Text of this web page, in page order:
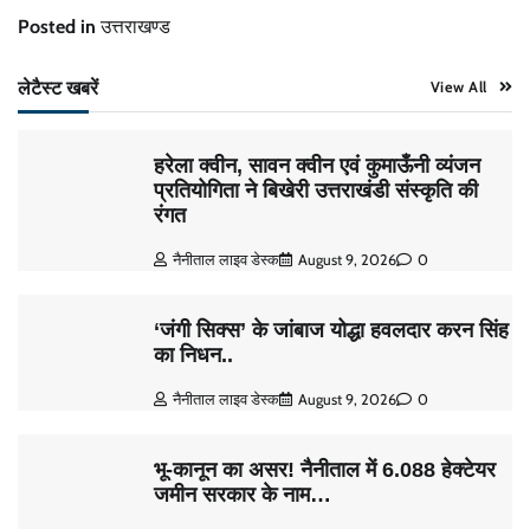
Posted inउत्तराखण्ड
लेटैस्ट खबरें View All
हरेला क्वीन, सावन क्वीन एवं कुमाऊँनी व्यंजन
प्रतियोगिता ने बिखेरी उत्तराखंडी संस्कृति की
रंगत
नैनीताल लाइव डेस्क August 9, 2026 0
‘जंगी सिक्स’ के जांबाज योद्धा हवलदार करन सिंह
का निधन..
नैनीताल लाइव डेस्क August 9, 2026 0
भू-कानून का असर! नैनीताल में 6.088 हेक्टेयर
जमीन सरकार के नाम…